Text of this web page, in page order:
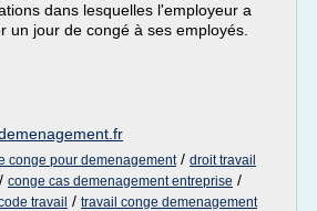
dans lesquelles l'employeur a
un jour de congé à ses employés.
conge pour demenagement/ droit travail
conge cas demenagement entreprise /
travail / travail conge demenagement